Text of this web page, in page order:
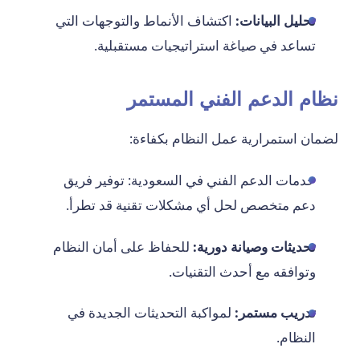
تحليل البيانات: اكتشاف الأنماط والتوجهات التي
تساعد في صياغة استراتيجيات مستقبلية.
نظام الدعم الفني المستمر
لضمان استمرارية عمل النظام بكفاءة:
خدمات الدعم الفني في السعودية: توفير فريق
دعم متخصص لحل أي مشكلات تقنية قد تطرأ.
تحديثات وصيانة دورية: للحفاظ على أمان النظام
وتوافقه مع أحدث التقنيات.
تدريب مستمر: لمواكبة التحديثات الجديدة في
النظام.